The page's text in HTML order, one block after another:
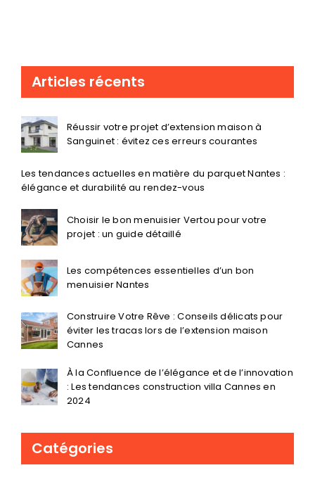
Articles récents
Réussir votre projet d’extension maison à
Sanguinet : évitez ces erreurs courantes
Les tendances actuelles en matière du parquet Nantes :
élégance et durabilité au rendez-vous
Choisir le bon menuisier Vertou pour votre
projet : un guide détaillé
Les compétences essentielles d’un bon
menuisier Nantes
Construire Votre Rêve : Conseils délicats pour
éviter les tracas lors de l’extension maison
Cannes
À la Confluence de l’élégance et de l’innovation
: Les tendances construction villa Cannes en
2024
Catégories